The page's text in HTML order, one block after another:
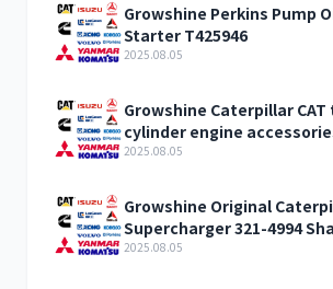
Growshine Perkins Pump
Starter T425946
2025.08.05
Growshine Caterpillar
cylinder engine
inquiry
2025.08.05
Growshine Original
Supercharger 321-4994
2025.08.05